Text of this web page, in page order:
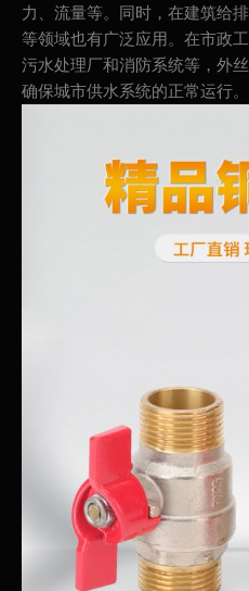
力、流量等。同时，在建筑给
等领域也有广泛应用。在市政
污水处理厂和消防系统等，外
确保城市供水系统的正常运行。